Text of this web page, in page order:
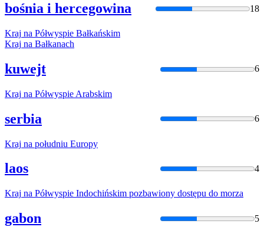
bośnia i hercegowina 18
Kraj na Półwyspie Bałkańskim
Kraj na Bałkanach
kuwejt 6
Kraj na Półwyspie Arabskim
serbia 6
Kraj na południu Europy
laos 4
Kraj na Półwyspie Indochińskim pozbawiony dostępu do morza
gabon 5